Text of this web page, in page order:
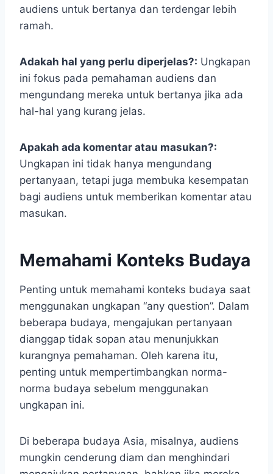
audiens untuk bertanya dan terdengar lebih
ramah.
Adakah hal yang perlu diperjelas?: Ungkapan
ini fokus pada pemahaman audiens dan
mengundang mereka untuk bertanya jika ada
hal-hal yang kurang jelas.
Apakah ada komentar atau masukan?:
Ungkapan ini tidak hanya mengundang
pertanyaan, tetapi juga membuka kesempatan
bagi audiens untuk memberikan komentar atau
masukan.
Memahami Konteks Budaya
Penting untuk memahami konteks budaya saat
menggunakan ungkapan “any question”. Dalam
beberapa budaya, mengajukan pertanyaan
dianggap tidak sopan atau menunjukkan
kurangnya pemahaman. Oleh karena itu,
penting untuk mempertimbangkan norma-
norma budaya sebelum menggunakan
ungkapan ini.
Di beberapa budaya Asia, misalnya, audiens
mungkin cenderung diam dan menghindari